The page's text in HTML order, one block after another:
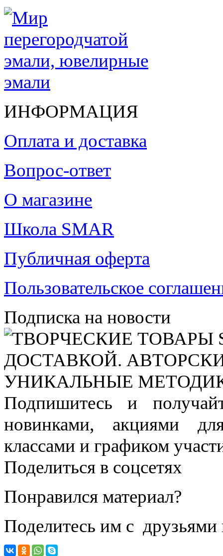
ИНФОРМАЦИЯ
Оплата и доставка
Вопрос-ответ
О магазине
Школа SMAR
Публичная оферта
Пользовательское
Подписка на новости
Подпишитесь и
новинками, акциями
классами и графиком
Поделиться в соцсетях
Понравился материал?
Поделитесь им с друзьями